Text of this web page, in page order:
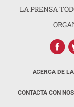
LA PRENSA
ACERCA DE
CONTACTA CON